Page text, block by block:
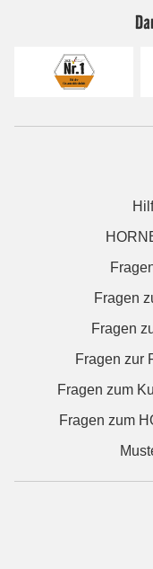
Fragen
Fragen
Fragen zur
Fragen zum
Fragen zum